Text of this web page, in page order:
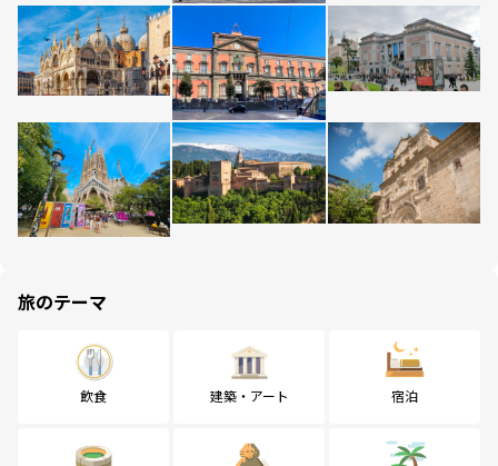
旅のテーマ
飲食 建築・アート 宿泊